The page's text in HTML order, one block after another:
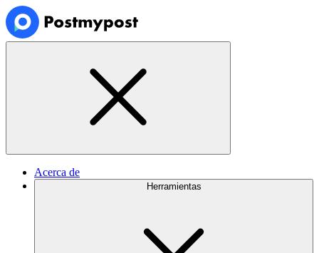
Acerca de
Herramientas